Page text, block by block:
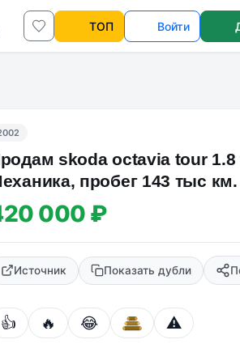
ТОП Войти
skoda octavia tour 1.8
пробег 143 тыс км.
хозяин за всю…
000 ₽
Источник Показать дубли
👍 🔥 😂 ⚠️